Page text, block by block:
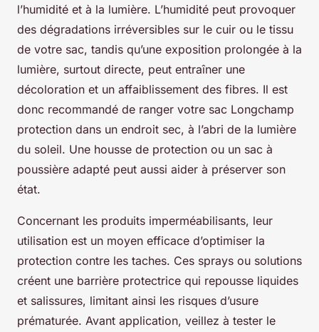
l’humidité et à la lumière. L’humidité peut provoquer
des dégradations irréversibles sur le cuir ou le tissu
de votre sac, tandis qu’une exposition prolongée à la
lumière, surtout directe, peut entraîner une
décoloration et un affaiblissement des fibres. Il est
donc recommandé de ranger votre sac Longchamp
protection dans un endroit sec, à l’abri de la lumière
du soleil. Une housse de protection ou un sac à
poussière adapté peut aussi aider à préserver son
état.
Concernant les produits imperméabilisants, leur
utilisation est un moyen efficace d’optimiser la
protection contre les taches. Ces sprays ou solutions
créent une barrière protectrice qui repousse liquides
et salissures, limitant ainsi les risques d’usure
prématurée. Avant application, veillez à tester le